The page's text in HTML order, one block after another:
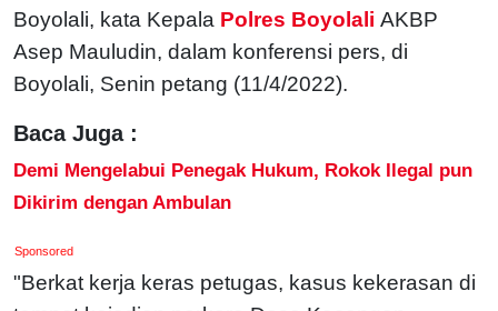
Boyolali, kata Kepala Polres Boyolali AKBP
Asep Mauludin, dalam konferensi pers, di
Boyolali, Senin petang (11/4/2022).
Baca Juga :
Demi Mengelabui Penegak Hukum, Rokok Ilegal pun
Dikirim dengan Ambulan
Sponsored
"Berkat kerja keras petugas, kasus kekerasan di